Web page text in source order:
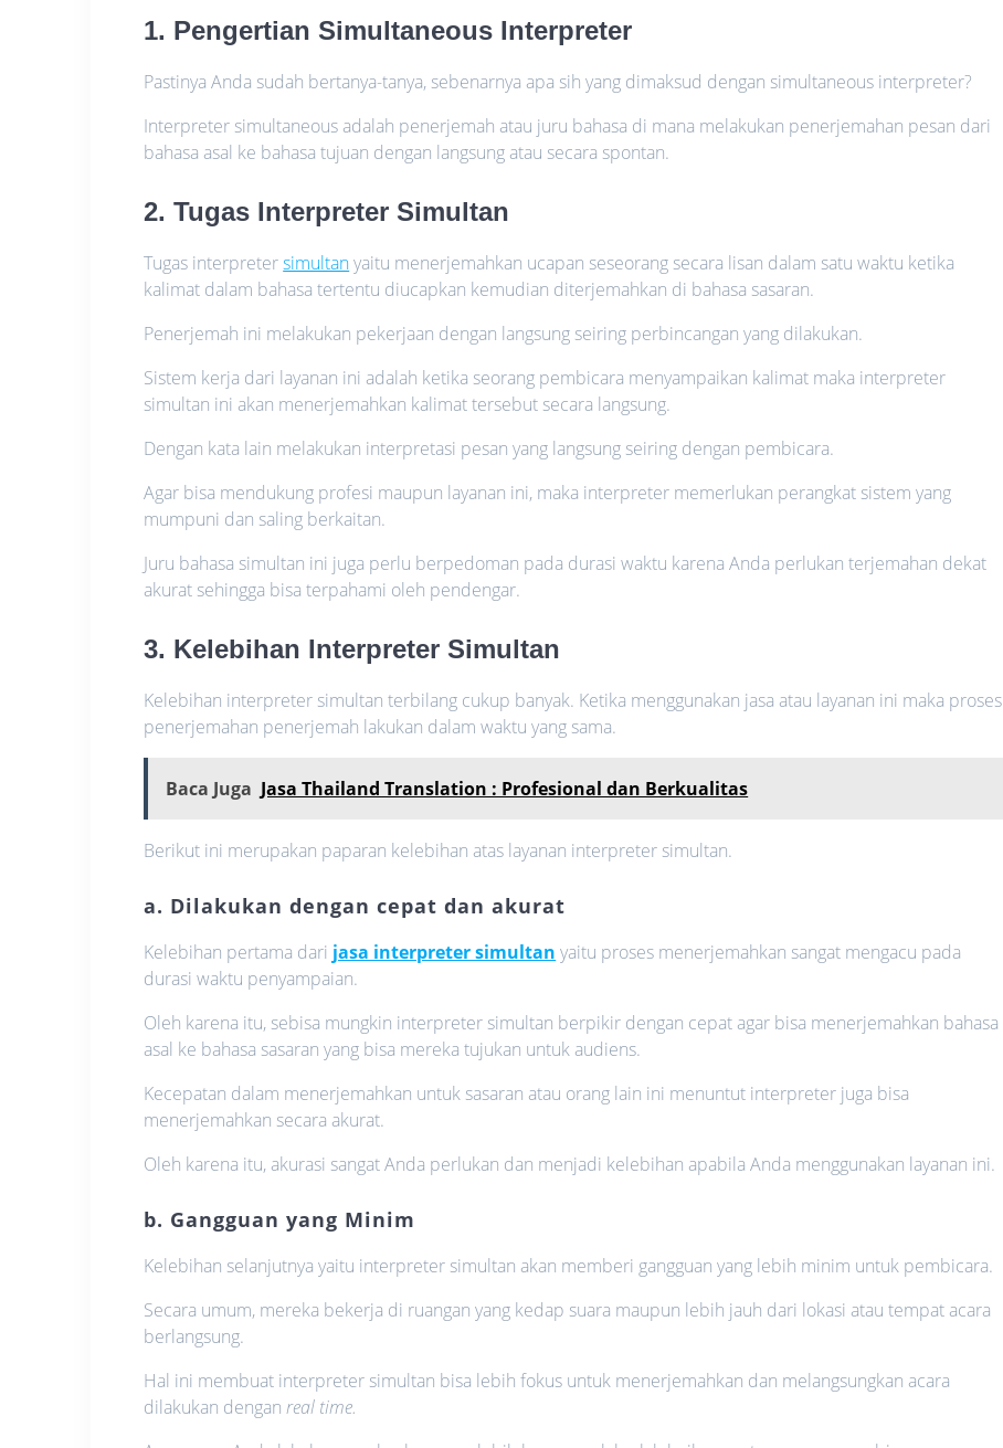
1. Pengertian Simultaneous Interpreter
Pastinya Anda sudah bertanya-tanya, sebenarnya apa sih yang dimaksud dengan simultaneous interpreter?
Interpreter simultaneous adalah penerjemah atau juru bahasa di mana melakukan penerjemahan pesan dari
bahasa asal ke bahasa tujuan dengan langsung atau secara spontan.
2. Tugas Interpreter Simultan
Tugas interpretersimultanyaitu menerjemahkan ucapan seseorang secara lisan dalam satu waktu ketika
kalimat dalam bahasa tertentu diucapkan kemudian diterjemahkan di bahasa sasaran.
Penerjemah ini melakukan pekerjaan dengan langsung seiring perbincangan yang dilakukan.
Sistem kerja dari layanan ini adalah ketika seorang pembicara menyampaikan kalimat maka interpreter
simultan ini akan menerjemahkan kalimat tersebut secara langsung.
Dengan kata lain melakukan interpretasi pesan yang langsung seiring dengan pembicara.
Agar bisa mendukung profesi maupun layanan ini, maka interpreter memerlukan perangkat sistem yang
mumpuni dan saling berkaitan.
Juru bahasa simultan ini juga perlu berpedoman pada durasi waktu karena Anda perlukan terjemahan dekat
akurat sehingga bisa terpahami oleh pendengar.
3. Kelebihan Interpreter Simultan
Kelebihan interpreter simultan terbilang cukup banyak. Ketika menggunakan jasa atau layanan ini maka proses
penerjemahan penerjemah lakukan dalam waktu yang sama.
Baca Juga Jasa Thailand Translation : Profesional dan Berkualitas
Berikut ini merupakan paparan kelebihan atas layanan interpreter simultan.
a. Dilakukan dengan cepat dan akurat
Kelebihan pertama dari jasa interpreter simultan yaitu proses menerjemahkan sangat mengacu pada
durasi waktu penyampaian.
Oleh karena itu, sebisa mungkin interpreter simultan berpikir dengan cepat agar bisa menerjemahkan bahasa
asal ke bahasa sasaran yang bisa mereka tujukan untuk audiens.
Kecepatan dalam menerjemahkan untuk sasaran atau orang lain ini menuntut interpreter juga bisa
menerjemahkan secara akurat.
Oleh karena itu, akurasi sangat Anda perlukan dan menjadi kelebihan apabila Anda menggunakan layanan ini.
b. Gangguan yang Minim
Kelebihan selanjutnya yaitu interpreter simultan akan memberi gangguan yang lebih minim untuk pembicara.
Secara umum, mereka bekerja di ruangan yang kedap suara maupun lebih jauh dari lokasi atau tempat acara
berlangsung.
Hal ini membuat interpreter simultan bisa lebih fokus untuk menerjemahkan dan melangsungkan acara
dilakukan denganreal time.